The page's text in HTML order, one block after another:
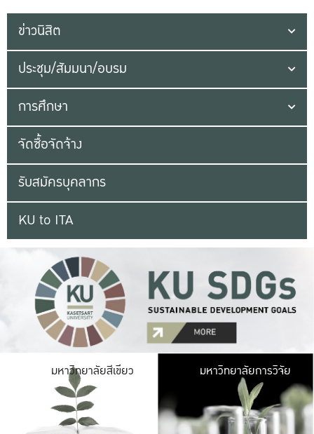
ข่าวนิสิต
ประชุม/สัมมนา/อบรม
การศึกษา
จัดซื้อจัดจ้าง
รับสมัครบุคลากร
KU to ITA
มหาวิทยาลัยสีเขียว มหาวิ
มีพื้นที่เขียวสดใส
เป็นป่าในเมือง เกษต
มหาวิทยาลัยการวิจัย